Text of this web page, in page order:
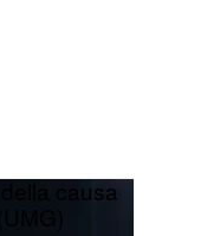
causa